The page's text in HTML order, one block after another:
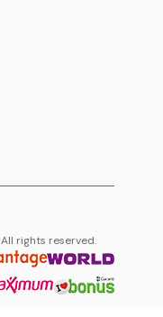
All rights reserved.